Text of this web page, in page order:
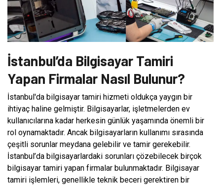
İstanbul’da Bilgisayar Tamiri
Yapan Firmalar Nasıl Bulunur?
İstanbul'da bilgisayar tamiri hizmeti oldukça yaygın bir
ihtiyaç haline gelmiştir. Bilgisayarlar, işletmelerden ev
kullanıcılarına kadar herkesin günlük yaşamında önemli bir
rol oynamaktadır. Ancak bilgisayarların kullanımı sırasında
çeşitli sorunlar meydana gelebilir ve tamir gerekebilir.
İstanbul’da bilgisayarlardaki sorunları çözebilecek birçok
bilgisayar tamiri yapan firmalar bulunmaktadır. Bilgisayar
tamiri işlemleri, genellikle teknik beceri gerektiren bir